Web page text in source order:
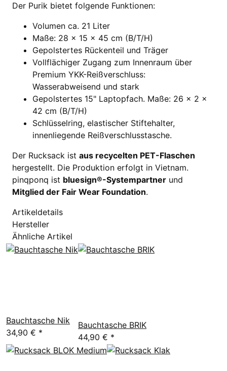
Der Purik bietet folgende Funktionen:
Volumen ca. 21 Liter
Maße: 28 x 15 x 45 cm (B/T/H)
Gepolstertes Rückenteil und Träger
Vollflächiger Zugang zum Innenraum über
Premium YKK-Reißverschluss:
Wasserabweisend und stark
Gepolstertes 15" Laptopfach. Maße: 26 x 2 x
42 cm (B/T/H)
Schlüsselring, elastischer Stiftehalter,
innenliegende Reißverschlusstasche.
Der Rucksack ist aus recycelten PET-Flaschen
hergestellt. Die Produktion erfolgt in Vietnam.
pinqponq ist bluesign®-Systempartner und
Mitglied der Fair Wear Foundation.
Artikeldetails
Hersteller
Ähnliche Artikel
Bauchtasche Nik
34,90 € *
Bauchtasche BRIK
44,90 € *